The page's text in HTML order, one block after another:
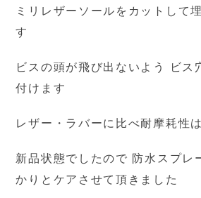
ミリレザーソールをカットして
す
ビスの頭が飛び出ないよう ビス
付けます
レザー・ラバーに比べ耐摩耗性
新品状態でしたので 防水スプレ
かりとケアさせて頂きました